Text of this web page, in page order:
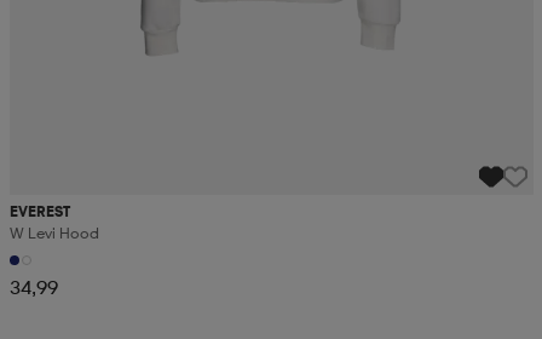
EVEREST
W Levi Hood
34,99